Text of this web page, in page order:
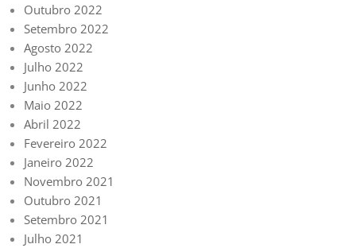
Outubro 2022
Setembro 2022
Agosto 2022
Julho 2022
Junho 2022
Maio 2022
Abril 2022
Fevereiro 2022
Janeiro 2022
Novembro 2021
Outubro 2021
Setembro 2021
Julho 2021